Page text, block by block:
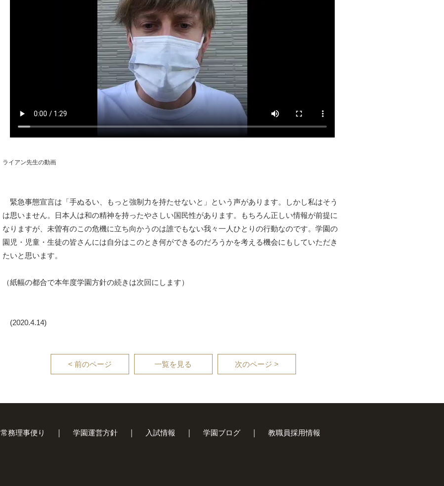
ライアン先生の動画
緊急事態宣言は「手ぬるい、もっと強制力を持たせないと」という声があります。しかし私はそう
は思いません。日本人は和の精神を持ったやさしい国民性があります。もちろん正しい情報が前提に
なりますが、未曽有のこの危機に立ち向かうのは誰でもない我々一人ひとりの行動なのです。学園の
園児・児童・生徒の皆さんには自分はこのとき何ができるのだろうかを考える機会にもしていただき
たいと思います。
（紙幅の都合で本年度学園方針の続きは次回にします）
(2020.4.14)
< 前のページ 一覧を見る 次のページ >
常務理事便り 学園運営方針 入試情報 学園ブログ 教職員採用情報